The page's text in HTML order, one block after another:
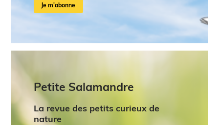
Je m'abonne
Petite Salamandre
La revue des petits curieux de
nature